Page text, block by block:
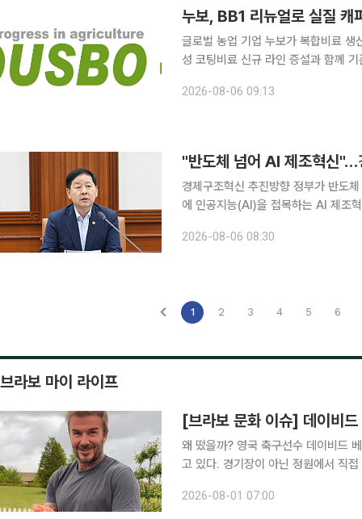
누보, BB1 리뉴얼로 실질
글로벌 농업 기업 누보가 복합비료 생
성 코팅비료 신규 라인 증설과 함께
합비료 생산시설인 BB1 생산라인 리
2026-08-06 09:13
"반도체 넘어 AI 제조혁신"…
경제구조혁신 추진방향 정부가 반도체 중심의 성장 전략을 넘어 철강·석유화학 등 전통 제조업 전반
에 인공지능(AI)을 접목하는 AI 제조
2026-08-06 08:30
1 2 3 4 5 6
브라보 마이 라이프
[브라보 문화 이슈] 데이비
왜 떴을까? 영국 축구선수 데이비드 베컴(51)이 최근 인스타그램을 통해 공개한 일상이 화제를 모으
고 있다. 경기장이 아닌 정원에서 직
층도 늘고 있다. 왜 사람들은 인생 2막
2026-08-01 07:00